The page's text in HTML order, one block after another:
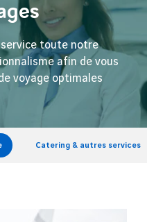
toute notre
afin de vous
voyage optimales
Catering & autres services